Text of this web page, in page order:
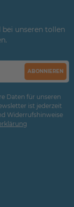
unseren tollen
ABONNIEREN
Daten für unseren
ist jederzeit
Widerrufshinweise